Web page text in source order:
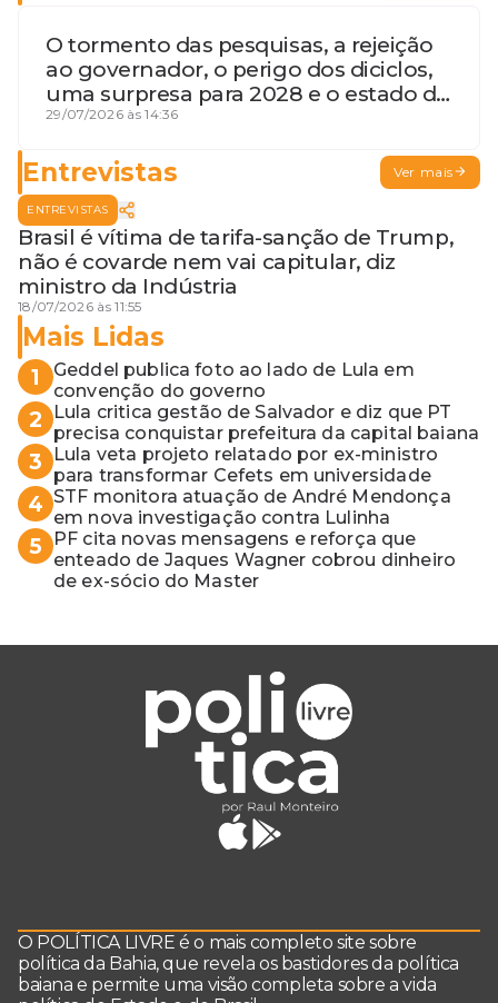
O tormento das pesquisas, a rejeição
ao governador, o perigo dos diciclos,
uma surpresa para 2028 e o estado de
terceira guerra mundial
29/07/2026 às 14:36
Entrevistas Ver mais
ENTREVISTAS
Brasil é vítima de tarifa-sanção de Trump,
não é covarde nem vai capitular, diz
ministro da Indústria
18/07/2026 às 11:55
Mais Lidas
1
Geddel publica foto ao lado de Lula em
convenção do governo
2
Lula critica gestão de Salvador e diz que PT
precisa conquistar prefeitura da capital baiana
3
Lula veta projeto relatado por ex-ministro
para transformar Cefets em universidade
4 STF monitora atuação de André Mendonça
em nova investigação contra Lulinha
5
PF cita novas mensagens e reforça que
enteado de Jaques Wagner cobrou dinheiro
de ex-sócio do Master
O POLÍTICA LIVRE é o mais completo site sobre
política da Bahia, que revela os bastidores da política
baiana e permite uma visão completa sobre a vida